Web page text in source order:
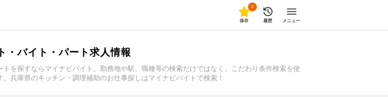
0
保存 履歴 メニュー
・バイト・パート求人情報
を探すならマイナビバイト。勤務地や駅、職種等の検索だけではなく、こだわり条件検索を使
兵庫県のキッチン・調理補助のお仕事探しはマイナビバイトで検索！